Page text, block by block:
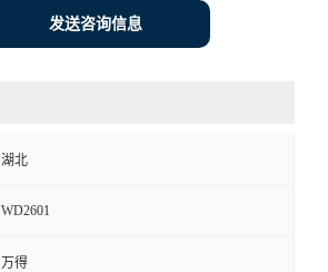
发送咨询信息
湖北
WD2601
万得